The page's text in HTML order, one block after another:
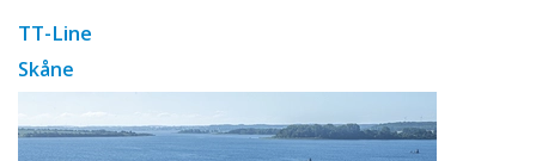
TT-Line
Skåne